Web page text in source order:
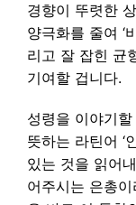
경향이 뚜렷한
양극화를 줄여 ‘
리고 잘 잡힌 균
기여할 겁니다.
성령을 이야기할
뜻하는 라틴어 ‘
있는 것을 읽어
어주시는 은총